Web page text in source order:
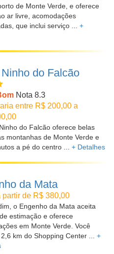
de Monte Verde, e oferece
ar livre, acomodações
que inclui serviço ... +
do Falcão
Nota 8.3
entre R$ 200,00 a
do Falcão oferece belas
montanhas de Monte Verde e
a pé do centro ... + Detalhes
da Mata
partir de R$ 380,00
o Engenho da Mata aceita
estimação e oferece
em Monte Verde. Você
km do Shopping Center ... +